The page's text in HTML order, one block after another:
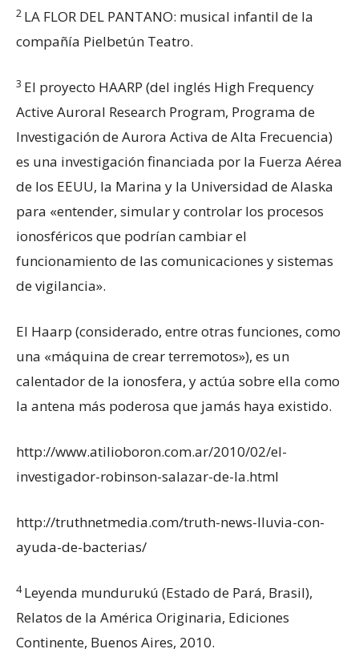
2 LA FLOR DEL PANTANO: musical infantil de la
compañía Pielbetún Teatro.
3 El proyecto HAARP (del inglés High Frequency
Active Auroral Research Program, Programa de
Investigación de Aurora Activa de Alta Frecuencia)
es una investigación financiada por la Fuerza Aérea
de los EEUU, la Marina y la Universidad de Alaska
para «entender, simular y controlar los procesos
ionosféricos que podrían cambiar el
funcionamiento de las comunicaciones y sistemas
de vigilancia».
El Haarp (considerado, entre otras funciones, como
una «máquina de crear terremotos»), es un
calentador de la ionosfera, y actúa sobre ella como
la antena más poderosa que jamás haya existido.
http://www.atilioboron.com.ar/2010/02/el-
investigador-robinson-salazar-de-la.html
http://truthnetmedia.com/truth-news-lluvia-con-
ayuda-de-bacterias/
4Leyenda mundurukú (Estado de Pará, Brasil),
Relatos de la América Originaria, Ediciones
Continente, Buenos Aires, 2010.